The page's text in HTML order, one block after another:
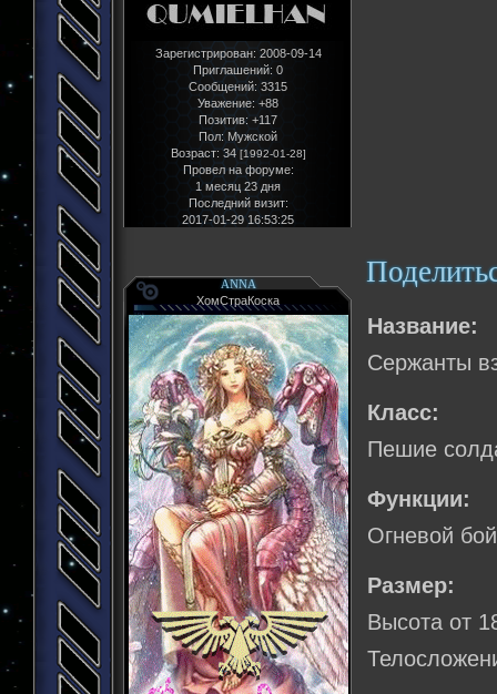
Зарегистрирован: 2008-09-14
Приглашений: 0
Сообщений: 3315
Уважение: +88
Позитив: +117
Пол: Мужской
Возраст: 34 [1992-01-28]
Провел на форуме:
1 месяц 23 дня
Последний визит:
2017-01-29 16:53:25
ANNA
ХомСтраКоска
Название:
Сержанты
Класс:
Пешие
Функции:
Огневой
Размер:
Высота от